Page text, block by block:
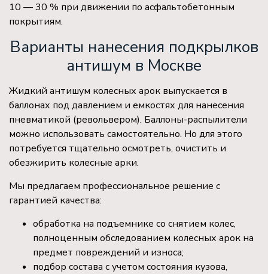
10 — 30 % при движении по асфальтобетонным
покрытиям.
Варианты нанесения подкрылков
антишум в Москве
Жидкий антишум колесных арок выпускается в
баллонах под давлением и емкостях для нанесения
пневматикой (револьвером). Баллоны-распылители
можно использовать самостоятельно. Но для этого
потребуется тщательно осмотреть, очистить и
обезжирить колесные арки.
Мы предлагаем профессиональное решение с
гарантией качества:
обработка на подъемнике со снятием колес,
полноценным обследованием колесных арок на
предмет повреждений и износа;
подбор состава с учетом состояния кузова,